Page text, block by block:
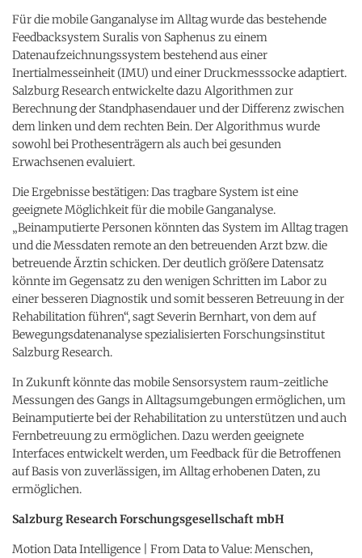
Für die mobile Ganganalyse im Alltag wurde das bestehende
Feedbacksystem Suralis von Saphenus zu einem
Datenaufzeichnungssystem bestehend aus einer
Inertialmesseinheit (IMU) und einer Druckmesssocke adaptiert.
Salzburg Research entwickelte dazu Algorithmen zur
Berechnung der Standphasendauer und der Differenz zwischen
dem linken und dem rechten Bein. Der Algorithmus wurde
sowohl bei Prothesenträgern als auch bei gesunden
Erwachsenen evaluiert.
Die Ergebnisse bestätigen: Das tragbare System ist eine
geeignete Möglichkeit für die mobile Ganganalyse.
„Beinamputierte Personen könnten das System im Alltag tragen
und die Messdaten remote an den betreuenden Arzt bzw. die
betreuende Ärztin schicken. Der deutlich größere Datensatz
könnte im Gegensatz zu den wenigen Schritten im Labor zu
einer besseren Diagnostik und somit besseren Betreuung in der
Rehabilitation führen“, sagt Severin Bernhart, von dem auf
Bewegungsdatenanalyse spezialisierten Forschungsinstitut
Salzburg Research.
In Zukunft könnte das mobile Sensorsystem raum-zeitliche
Messungen des Gangs in Alltagsumgebungen ermöglichen, um
Beinamputierte bei der Rehabilitation zu unterstützen und auch
Fernbetreuung zu ermöglichen. Dazu werden geeignete
Interfaces entwickelt werden, um Feedback für die Betroffenen
auf Basis von zuverlässigen, im Alltag erhobenen Daten, zu
ermöglichen.
Salzburg Research Forschungsgesellschaft mbH
Motion Data Intelligence | From Data to Value: Menschen,